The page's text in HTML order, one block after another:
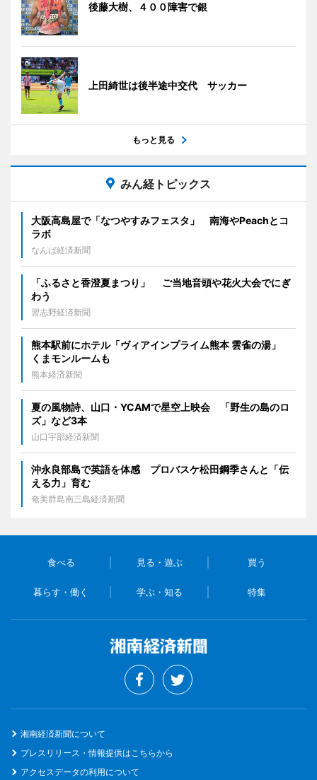
後藤大樹、４００障害で銀
上田綺世は後半途中交代 サッカー
もっと見る
みん経トピックス
大阪高島屋で「なつやすみフェスタ」 南海やPeachとコ
ラボ
なんば経済新聞
「ふるさと香澄夏まつり」 ご当地音頭や花火大会でにぎ
わう
習志野経済新聞
熊本駅前にホテル「ヴィアインプライム熊本 雲雀の湯」
くまモンルームも
熊本経済新聞
夏の風物詩、山口・YCAMで星空上映会 「野生の島のロ
ズ」など3本
山口宇部経済新聞
沖永良部島で英語を体感 プロバスケ松田鋼季さんと「伝
える力」育む
奄美群島南三島経済新聞
食べる 見る・遊ぶ 買う
暮らす・働く 学ぶ・知る 特集
湘南経済新聞について
プレスリリース・情報提供はこちらから
アクセスデータの利用について